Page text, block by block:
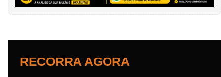
RECORRA AGORA